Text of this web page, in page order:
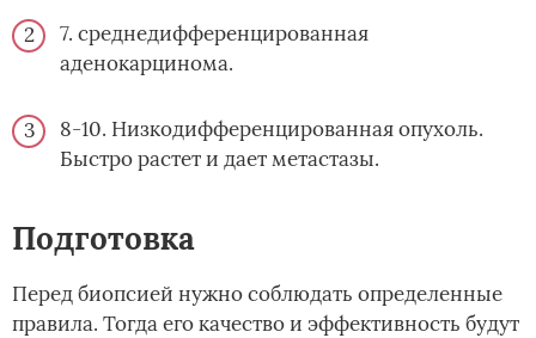
7. среднедифференцированная
аденокарцинома.
8-10. Низкодифференцированная опухоль.
Быстро растет и дает метастазы.
Подготовка
Перед биопсией нужно соблюдать определенные
правила. Тогда его качество и эффективность будут